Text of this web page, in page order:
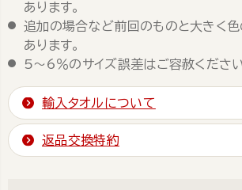
あります。
追加の場合など前回のものと大きく色
あります。
5～6％のサイズ誤差はご容赦ください
輸入タオルについて
返品交換特約